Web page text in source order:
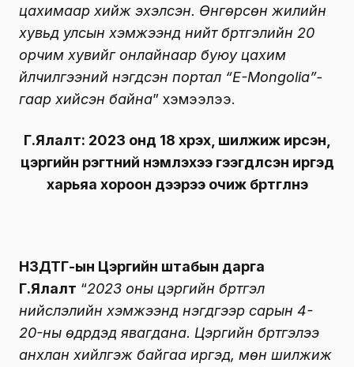
цахимаар хийж эхэлсэн. Өнгөрсөн жилийн
хувьд улсын хэмжээнд нийт бүртгэлийн 20
орчим хувийг онлайнаар буюу цахим
үйлчилгээний нэгдсэн портал “E-Mongolia”-
гаар хийсэн байна” хэмээлээ.
Г.Ялалт: 2023 онд 18 хүрэх, шилжиж ирсэн,
цэргийн үүрэгтний үнэмлэхээ гээгдүүлсэн иргэд
харьяа хороон дээрээ очиж бүртгүүлнэ
НЗДТГ-ын Цэргийн штабын дарга
Г.Ялалт “2023 оны цэргийн бүртгэл
нийслэлийн хэмжээнд нэгдүгээр сарын 4-
20-ны өдрүүдэд явагдана. Цэргийн бүртгэлээ
анхлан хийлгэж байгаа иргэд, мөн шилжиж